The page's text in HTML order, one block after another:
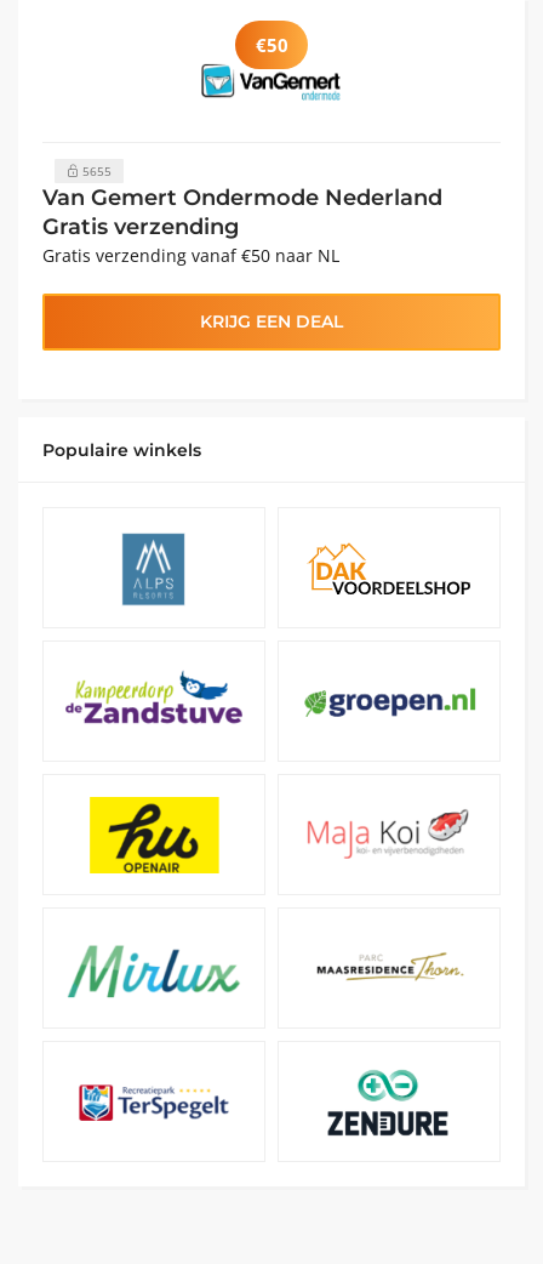
€50
5655
Van Gemert Ondermode Nederland
Gratis verzending
Gratis verzending vanaf €50 naar NL
KRIJG EEN DEAL
Populaire winkels